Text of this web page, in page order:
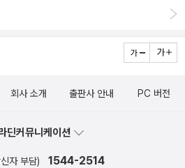
두권! 다행이도 종로점에만..휴우~) 얼
운 마음에 처음와본 반디앤루니스를
을 골라들고 계산대에 섰다. 생각보다
회사 소개 출판사 안내 PC 버전
딘커뮤니케이션
자 부담) 1544-2514